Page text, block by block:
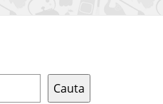
Cauta